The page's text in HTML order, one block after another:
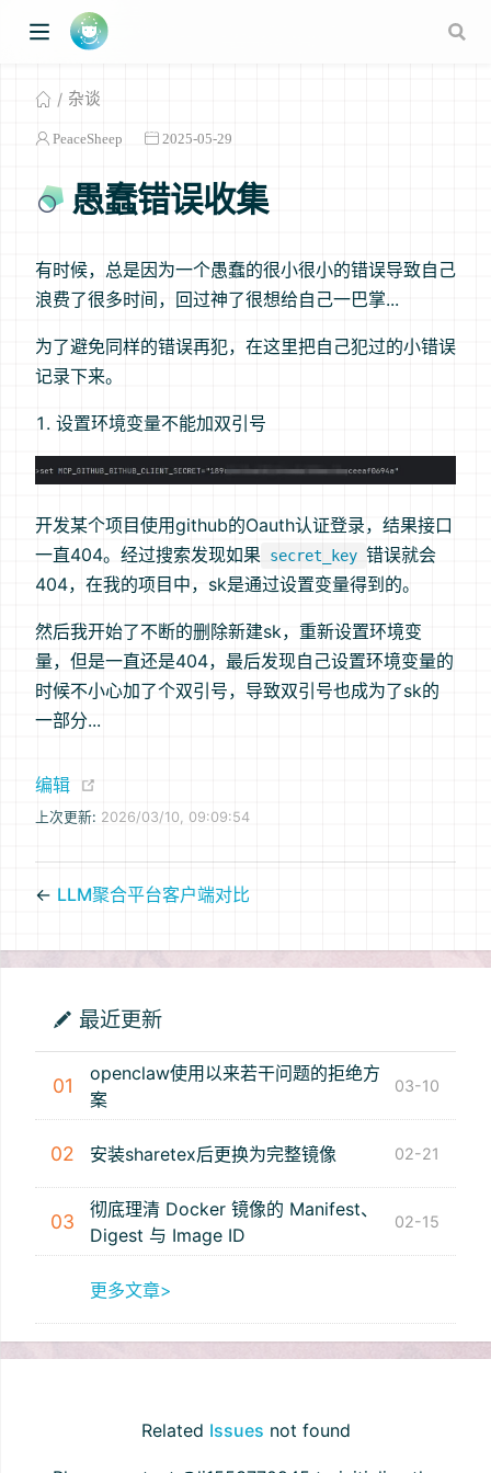
杂谈
PeaceSheep 2025-05-29
愚蠢错误收集
有时候，总是因为一个愚蠢的很小很小的错误导致自己
浪费了很多时间，回过神了很想给自己一巴掌...
为了避免同样的错误再犯，在这里把自己犯过的小错误
记录下来。
设置环境变量不能加双引号
开发某个项目使用github的Oauth认证登录，结果接口
一直404。经过搜索发现如果
secret_key 错误就会
404，在我的项目中，sk是通过设置变量得到的。
然后我开始了不断的删除新建sk，重新设置环境变
量，但是一直还是404，最后发现自己设置环境变量的
时候不小心加了个双引号，导致双引号也成为了sk的
一部分...
编辑
上次更新: 2026/03/10, 09:09:54
← LLM聚合平台客户端对比
最近更新
01
openclaw使用以来若干问题的拒绝方
案
03-10
02 安装sharetex后更换为完整镜像 02-21
03
彻底理清 Docker 镜像的 Manifest、
Digest 与 Image ID
02-15
更多文章>
Related Issues not found